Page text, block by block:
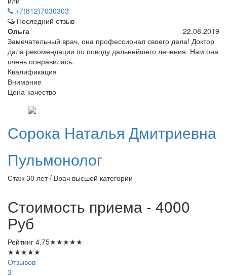
+7(812)7030303
Последний отзыв
Ольга
22.08.2019
Замечательный врач, она профессионал своего дела! Доктор
дала рекомендации по поводу дальнейшего лечения. Нам она
очень понравилась.
Квалификация
Внимание
Цена-качество
Сорока Наталья Дмитриевна
Пульмонолог
Стаж 30 лет / Врач высшей категории
Стоимость приема - 4000
Руб
Рейтинг 4.75★★★★★
★★★★★
Отзывов
3